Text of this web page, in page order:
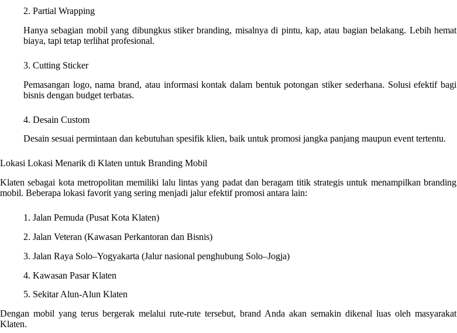
2. Partial Wrapping
Hanya sebagian mobil yang dibungkus stiker branding, misalnya di pintu, kap, atau bagian belakang. Lebih hemat
biaya, tapi tetap terlihat profesional.
3. Cutting Sticker
Pemasangan logo, nama brand, atau informasi kontak dalam bentuk potongan stiker sederhana. Solusi efektif bagi
bisnis dengan budget terbatas.
4. Desain Custom
Desain sesuai permintaan dan kebutuhan spesifik klien, baik untuk promosi jangka panjang maupun event tertentu.
Lokasi Lokasi Menarik di Klaten untuk Branding Mobil
Klaten sebagai kota metropolitan memiliki lalu lintas yang padat dan beragam titik strategis untuk menampilkan branding
mobil. Beberapa lokasi favorit yang sering menjadi jalur efektif promosi antara lain:
1. Jalan Pemuda (Pusat Kota Klaten)
2. Jalan Veteran (Kawasan Perkantoran dan Bisnis)
3. Jalan Raya Solo–Yogyakarta (Jalur nasional penghubung Solo–Jogja)
4. Kawasan Pasar Klaten
5. Sekitar Alun-Alun Klaten
Dengan mobil yang terus bergerak melalui rute-rute tersebut, brand Anda akan semakin dikenal luas oleh masyarakat
Klaten.